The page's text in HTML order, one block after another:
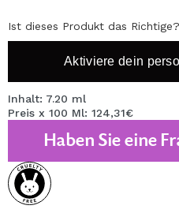
Ist dieses Produkt das Richtige?
Aktiviere dein
Inhalt: 7.20 ml
Preis x 100 Ml: 124,31€
Haben Sie eine